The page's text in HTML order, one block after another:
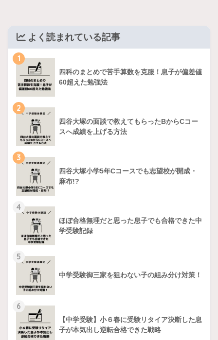
よく読まれている記事
1
四科のまとめで苦手算数を克服！息子が偏差値
60超えた勉強法
2
四谷大塚の面談で教えてもらったBからCコー
スへ成績を上げる方法
3
四谷大塚小学5年Cコースでも志望校が開成・
麻布!?
4
ほぼ合格無理だと思った息子でも合格できた中
学受験記録
5
中学受験御三家を狙わない子の組み分け対策！
6
【中学受験】小６春に受験リタイア決断した息
子が本気出し逆転合格できた戦略